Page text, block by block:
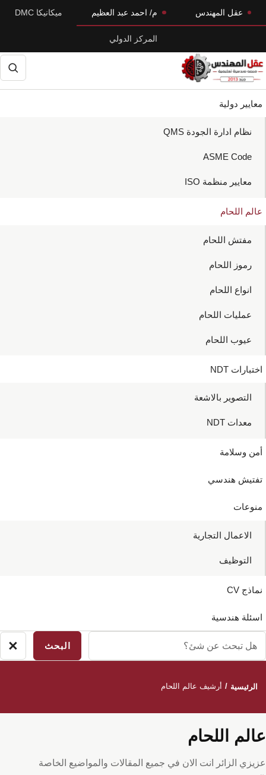
Skip
to
navigation
Skip
to
content
عقل المهندس م/ احمد عبد العظيم ميكانيكا DMC
المركز الدولي
معايير دولية
نظام ادارة الجودة QMS
ASME Code
معايير منظمة ISO
عالم اللحام
مفتش اللحام
رموز اللحام
انواع اللحام
عمليات اللحام
عيوب اللحام
اختبارات NDT
التصوير بالاشعة
معدات NDT
أمن وسلامة
تفتيش هندسي
منوعات
الاعمال التجارية
التوظيف
نماذج CV
اسئلة هندسية
تبحث
شئ؟
×
الرئيسية / أرشيف عالم اللحام
عالم اللحام
عزيزي الزائر انت الان في جميع المقالات والمواضيع الخاصة